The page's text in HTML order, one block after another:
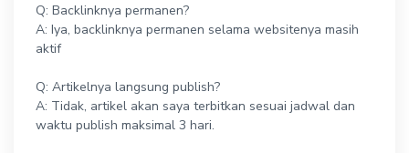
Q: Backlinknya permanen?
A: Iya, backlinknya permanen selama websitenya masih
aktif
Q: Artikelnya langsung publish?
A: Tidak, artikel akan saya terbitkan sesuai jadwal dan
waktu publish maksimal 3 hari.